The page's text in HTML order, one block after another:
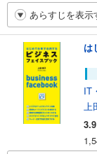
あらすじを表示
は
IT
上
3.9